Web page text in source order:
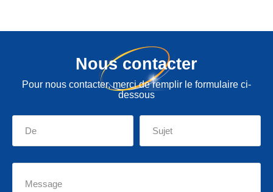
Nous contacter
Pour nous contacter, merci de remplir le formulaire ci-
dessous